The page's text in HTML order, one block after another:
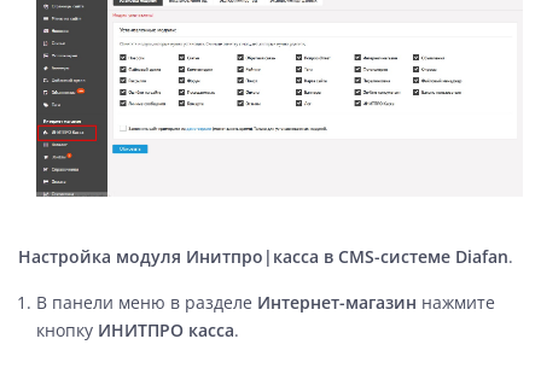
Настройка модуля Инитпро|касса в CMS-системе Diafan.
В панели меню в разделе Интернет-магазин нажмите
кнопку ИНИТПРО касса.